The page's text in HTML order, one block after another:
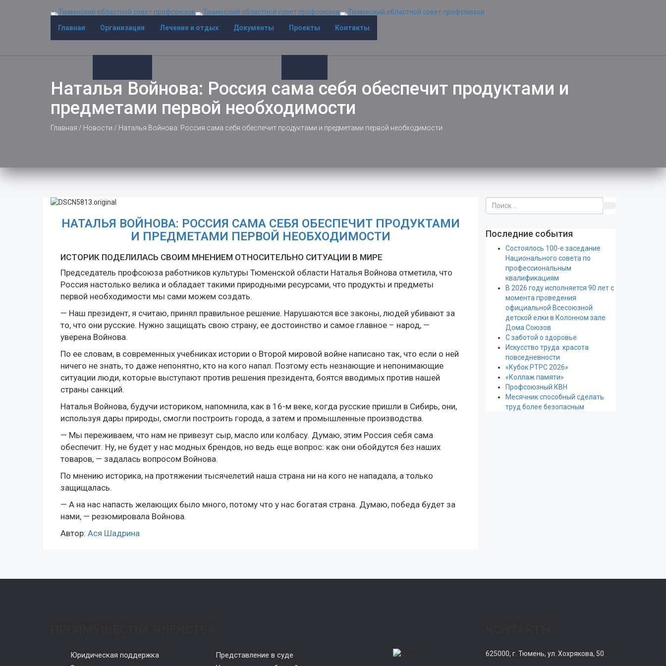
Главная Организация Лечение и отдых Документы Проекты Контакты
Наталья Войнова: Россия сама себя обеспечит продуктами и
предметами первой необходимости
Главная / Новости / Наталья Войнова: Россия сама себя обеспечит продуктами и предметами первой необходимости
НАТАЛЬЯ ВОЙНОВА: РОССИЯ САМА СЕБЯ ОБЕСПЕЧИТ ПРОДУКТАМИ
И ПРЕДМЕТАМИ ПЕРВОЙ НЕОБХОДИМОСТИ
ИСТОРИК ПОДЕЛИЛАСЬ СВОИМ МНЕНИЕМ ОТНОСИТЕЛЬНО СИТУАЦИИ В МИРЕ
Председатель профсоюза работников культуры Тюменской области Наталья Войнова отметила, что
Россия настолько велика и обладает такими природными ресурсами, что продукты и предметы
первой необходимости мы сами можем создать.
— Наш президент, я считаю, принял правильное решение. Нарушаются все законы, людей убивают за
то, что они русские. Нужно защищать свою страну, ее достоинство и самое главное – народ, —
уверена Войнова.
По ее словам, в современных учебниках истории о Второй мировой войне написано так, что если о ней
ничего не знать, то даже непонятно, кто на кого напал. Поэтому есть незнающие и непонимающие
ситуации люди, которые выступают против решения президента, боятся вводимых против нашей
страны санкций.
Наталья Войнова, будучи историком, напомнила, как в 16-м веке, когда русские пришли в Сибирь, они,
используя дары природы, смогли построить города, а затем и промышленные производства.
— Мы переживаем, что нам не привезут сыр, масло или колбасу. Думаю, этим Россия себя сама
обеспечит. Ну, не будет у нас модных брендов, но ведь еще вопрос: как они обойдутся без наших
товаров, — задалась вопросом Войнова.
По мнению историка, на протяжении тысячелетий наша страна ни на кого не нападала, а только
защищалась.
— А на нас напасть желающих было много, потому что у нас богатая страна. Думаю, победа будет за
нами, — резюмировала Войнова.
Автор: Ася Шадрина
Последние события
Состоялось 100-е заседание
Национального совета по
профессиональным
квалификациям
В 2026 году исполняется 90 лет с
момента проведения
официальной Всесоюзной
детской елки в Колонном зале
Дома Союзов
С заботой о здоровье
Искусство труда: красота
повседневности
«Кубок РТРС 2026»
«Коллаж памяти»
Профсоюзный КВН
Месячник способный сделать
труд более безопасным
Юридическая поддержка
Представление в суде
625000, г. Тюмень, ул. Хохрякова, 50